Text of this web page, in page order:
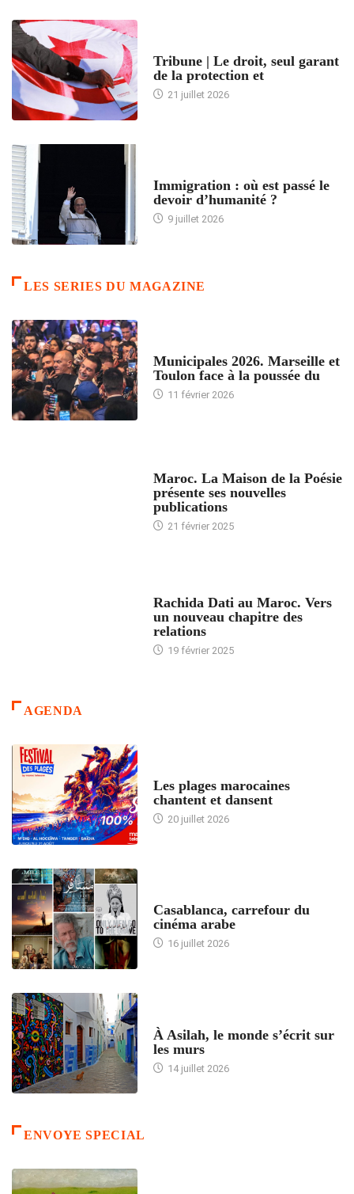
Tribune | Le droit, seul garant
de la protection et
21 juillet 2026
Immigration : où est passé le
devoir d’humanité ?
9 juillet 2026
LES SERIES DU MAGAZINE
Municipales 2026. Marseille et
Toulon face à la poussée du
11 février 2026
Maroc. La Maison de la Poésie
présente ses nouvelles
publications
21 février 2025
Rachida Dati au Maroc. Vers
un nouveau chapitre des
relations
19 février 2025
AGENDA
Les plages marocaines
chantent et dansent
20 juillet 2026
Casablanca, carrefour du
cinéma arabe
16 juillet 2026
À Asilah, le monde s’écrit sur
les murs
14 juillet 2026
ENVOYE SPECIAL